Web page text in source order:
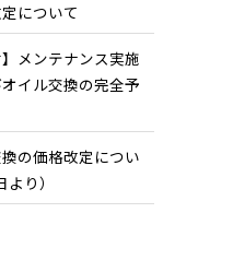
について
】メンテナンス実施
イル交換の完全予
の価格改定につい
り）